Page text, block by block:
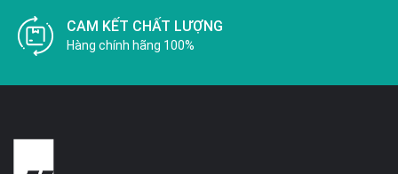
CAM KẾT CHẤT LƯỢNG
Hàng chính hãng 100%